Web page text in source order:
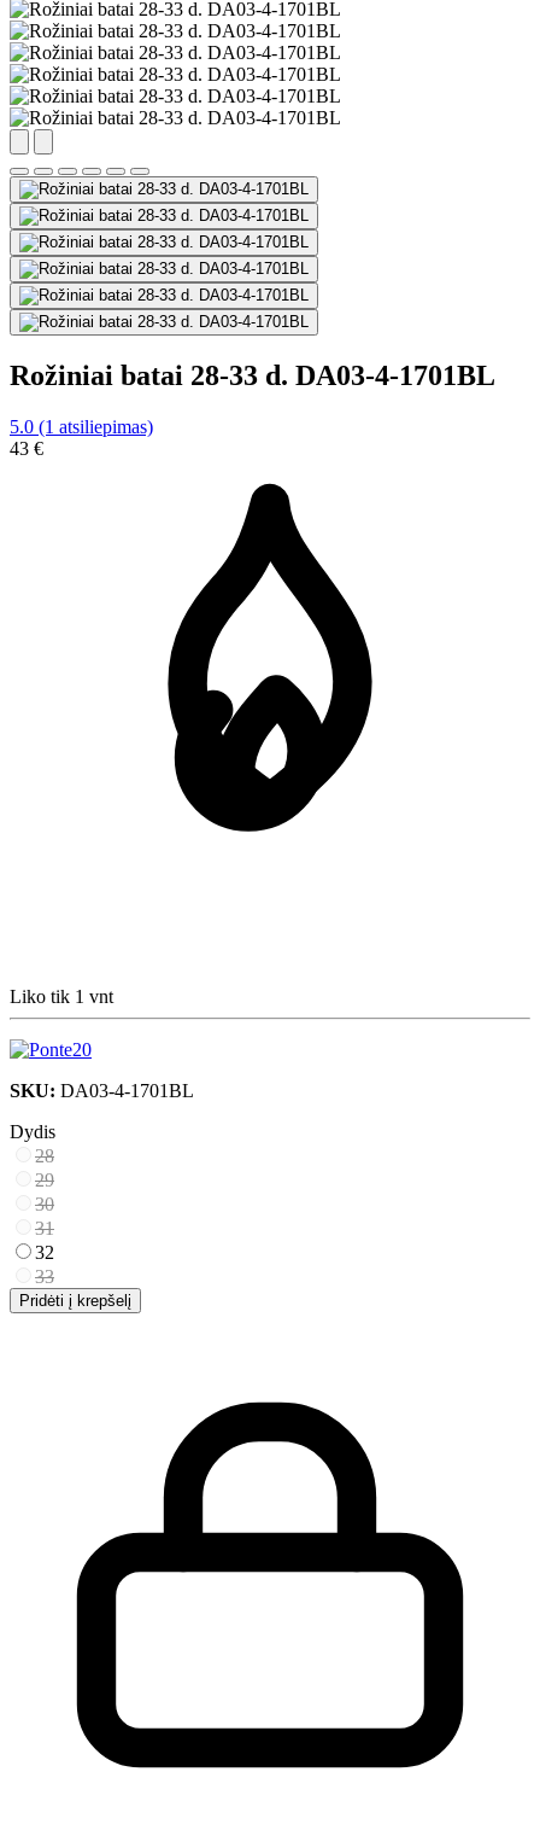
Rožiniai batai 28-33 d. DA03-4-1701BL
5.0 (1 atsiliepimas)
43 €
Liko tik 1 vnt
SKU: DA03-4-1701BL
Dydis
28
29
30
31
32
33
Pridėti į krepšelį